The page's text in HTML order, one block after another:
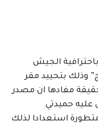
الجيش
وذلك بتحييد مقر
مفادها ان مصدر
حميدتي
استعدادا لذلك